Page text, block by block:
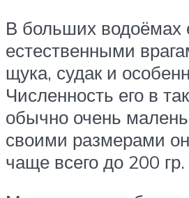
В больших водоёмах
естественными
щука, судак и
Численность его в
обычно очень
своими размерами он
чаще всего до 200 гр.